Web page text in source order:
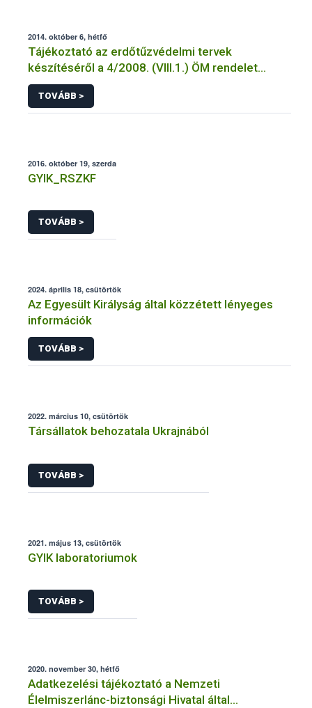
2014. október 6, hétfő
Tájékoztató az erdőtűzvédelmi tervek
készítéséről a 4/2008. (VIII.1.) ÖM rendelet
előírásai alapján
TOVÁBB >
2016. október 19, szerda
GYIK_RSZKF
TOVÁBB >
2024. április 18, csütörtök
Az Egyesült Királyság által közzétett lényeges
információk
TOVÁBB >
2022. március 10, csütörtök
Társállatok behozatala Ukrajnából
TOVÁBB >
2021. május 13, csütörtök
GYIK laboratoriumok
TOVÁBB >
2020. november 30, hétfő
Adatkezelési tájékoztató a Nemzeti
Élelmiszerlánc-biztonsági Hivatal által